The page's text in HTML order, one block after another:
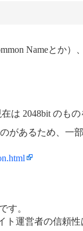
Nameとか）
は 2048bit のも
があるため、一
す。
運営者の信頼